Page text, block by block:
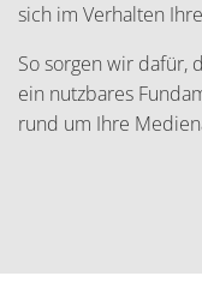
sich im Verhalten
So sorgen wir dafür,
ein nutzbares
rund um Ihre